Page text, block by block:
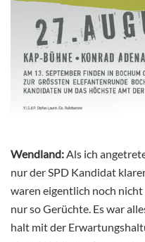
Wendland:Als ich
nur der SPD Kandidat
waren eigentlich noch
nur so Gerüchte. Es war
halt mit der